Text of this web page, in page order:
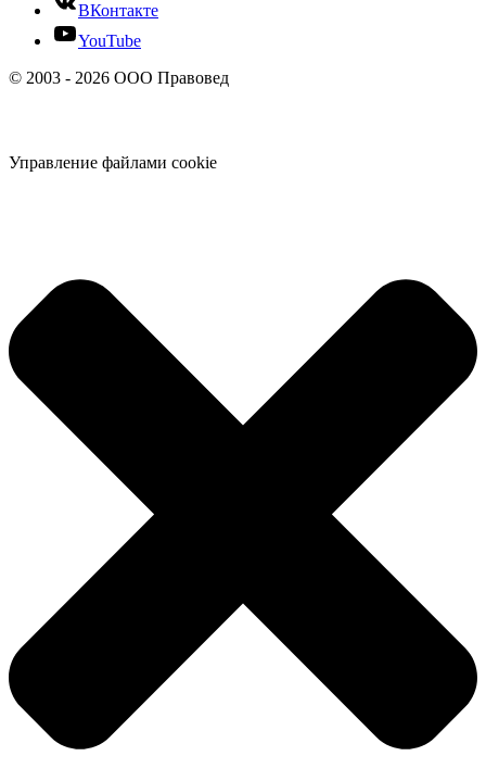
ВКонтакте
YouTube
© 2003 - 2026 ООО Правовед
Управление файлами cookie